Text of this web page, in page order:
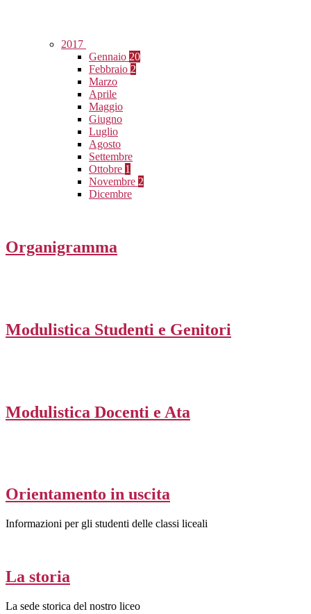
2017
Gennaio 20
Febbraio 2
Marzo
Aprile
Maggio
Giugno
Luglio
Agosto
Settembre
Ottobre 1
Novembre 2
Dicembre
Organigramma
Modulistica Studenti e Genitori
Modulistica Docenti e Ata
Orientamento in uscita
Informazioni per gli studenti delle classi liceali
La storia
La sede storica del nostro liceo